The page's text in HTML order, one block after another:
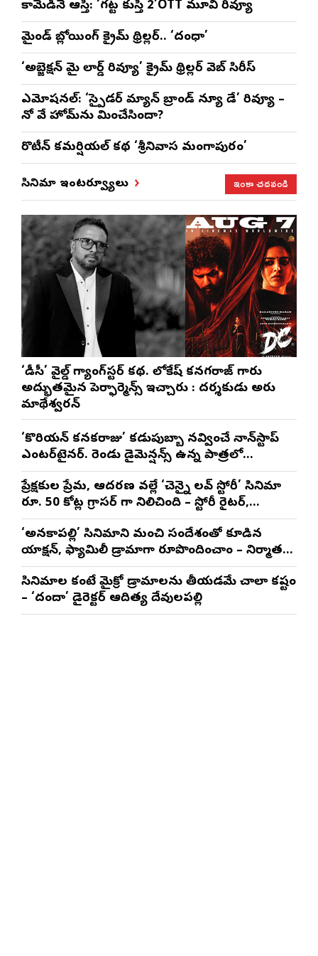
కామెడీనే ఆస్తి: ‘గట్ట కుస్తీ 2’OTT మూవి రివ్యూ
మైండ్ బ్లోయింగ్ క్రైమ్ థ్రిల్లర్.. ‘దంధా’
‘అబ్జెక్ష‌న్ మై లార్డ్ రివ్యూ’ క్రైమ్ థ్రిల్ల‌ర్ వెబ్ సిరీస్
ఎమోష‌న‌ల్‌: ‘స్పైడర్ మ్యాన్ బ్రాండ్ న్యూ డే’ రివ్యూ –
నో వే హోమ్‌ను మించేసిందా?
రొటీన్‌ కమర్షియల్‌ కథ ‘శ్రీనివాస మంగాపురం’
సినిమా ఇంటర్వ్యూలు ఇంకా చదవండి
‘డీసీ’ వైల్డ్ గ్యాంగ్‌స్టర్ కథ. లోకేష్ కనగరాజ్ గారు
అద్భుతమైన పెర్ఫార్మెన్స్ ఇచ్చారు : దర్శకుడు అరుణ్
మాథేశ్వరన్
‘కొరియన్ కనకరాజు’ కడుపుబ్బా నవ్వించే నాన్‌స్టాప్
ఎంటర్‌టైనర్. రెండు డైమెన్షన్స్ ఉన్న పాత్రలో
నటించడం చాలా సంతృప్తినిచ్చింది : వరుణ్ తేజ్
ప్రేక్షకుల ప్రేమ, ఆదరణ వల్లే ‘చెన్నై లవ్ స్టోరీ’ సినిమా
రూ. 50 కోట్ల గ్రాసర్ గా నిలిచింది – స్టోరీ రైటర్,
ప్రొడ్యూసర్ సాయి రాజేష్
‘అనకాపల్లి’ సినిమాని మంచి సందేశంతో కూడిన
యాక్షన్, ఫ్యామిలీ డ్రామాగా రూపొందించాం – నిర్మాతలు
త్రినాథరావు నక్కిన, కాండ్రేగుల నాయుడు
సినిమాల కంటే మైక్రో డ్రామాలను తీయడమే చాలా కష్టం
– ‘దందా’ డైరెక్ట‌ర్ ఆదిత్య దేవులపల్లి